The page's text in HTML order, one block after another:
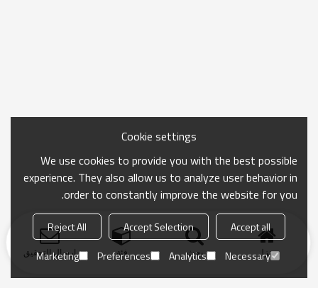
منزل بحث فئة ارسال التحقيق
Cookie settings
We use cookies to provide you with the best possible
experience. They also allow us to analyze user behavior in
order to constantly improve the website for you.
Accept all
Accept Selection
Reject All
Necessary
Analytics
Preferences
Marketing